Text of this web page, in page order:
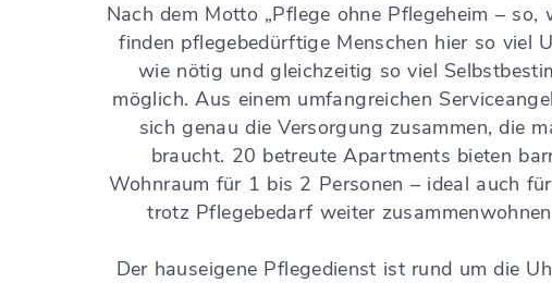
Nach dem Motto „Pflege ohne Pflegeheim – so,
finden pflegebedürftige Menschen hier so viel
wie nötig und gleichzeitig so viel
möglich. Aus einem umfangreichen
sich genau die Versorgung zusammen, die
braucht. 20 betreute Apartments bieten
Wohnraum für 1 bis 2 Personen – ideal auch
trotz Pflegebedarf weiter
Der hauseigene Pflegedienst ist rund um die